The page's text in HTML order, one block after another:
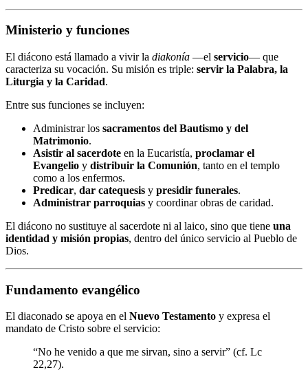
Ministerio y funciones
El diácono está llamado a vivir la diakonía —el servicio— que
caracteriza su vocación. Su misión es triple: servir la Palabra, la
Liturgia y la Caridad.
Entre sus funciones se incluyen:
Administrar los sacramentos del Bautismo y del
Matrimonio.
Asistir al sacerdote en la Eucaristía, proclamar el
Evangelio y distribuir la Comunión, tanto en el templo
como a los enfermos.
Predicar, dar catequesis y presidir funerales.
Administrar parroquias y coordinar obras de caridad.
El diácono no sustituye al sacerdote ni al laico, sino que tiene una
identidad y misión propias, dentro del único servicio al Pueblo de
Dios.
Fundamento evangélico
El diaconado se apoya en el Nuevo Testamento y expresa el
mandato de Cristo sobre el servicio:
“No he venido a que me sirvan, sino a servir” (cf. Lc
22,27).